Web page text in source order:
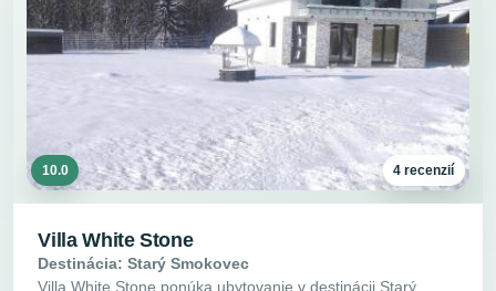
10.0 4 recenzií
Villa White Stone
Destinácia: Starý Smokovec
Villa White Stone ponúka ubytovanie v destinácii Starý